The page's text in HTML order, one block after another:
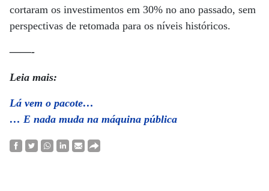
cortaram os investimentos em 30% no ano passado, sem
perspectivas de retomada para os níveis históricos.
——-
Leia mais:
Lá vem o pacote…
… E nada muda na máquina pública